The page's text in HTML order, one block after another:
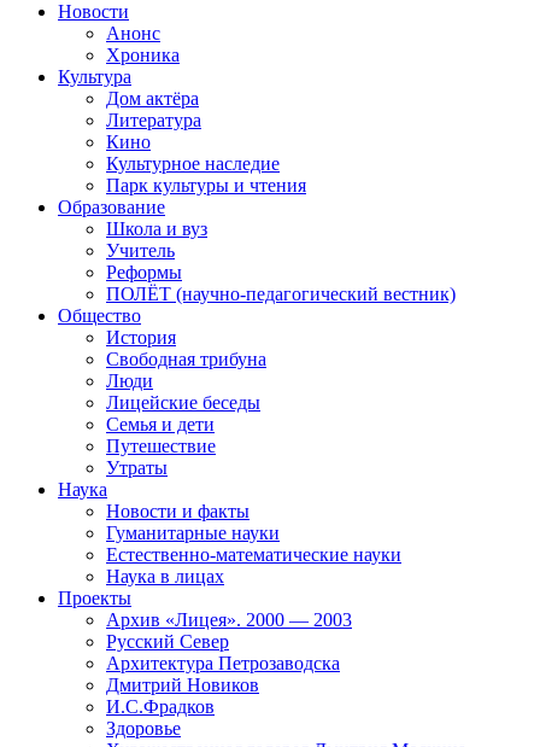
Новости
Анонс
Хроника
Культура
Дом актёра
Литература
Кино
Культурное наследие
Парк культуры и чтения
Образование
Школа и вуз
Учитель
Реформы
ПОЛЁТ (научно-педагогический вестник)
Общество
История
Свободная трибуна
Люди
Лицейские беседы
Семья и дети
Путешествие
Утраты
Наука
Новости и факты
Гуманитарные науки
Естественно-математические науки
Наука в лицах
Проекты
Архив «Лицея». 2000 — 2003
Русский Север
Архитектура Петрозаводска
Дмитрий Новиков
И.С.Фрадков
Здоровье